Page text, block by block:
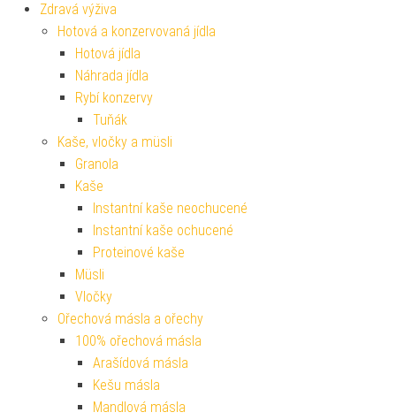
Zdravá výživa
Hotová a konzervovaná jídla
Hotová jídla
Náhrada jídla
Rybí konzervy
Tuňák
Kaše, vločky a müsli
Granola
Kaše
Instantní kaše neochucené
Instantní kaše ochucené
Proteinové kaše
Müsli
Vločky
Ořechová másla a ořechy
100% ořechová másla
Arašídová másla
Kešu másla
Mandlová másla